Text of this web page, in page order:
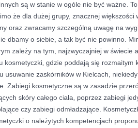
są w stanie w ogóle nie być ważne.
że dla dużej grupy, znacznej większości
oraz zwracamy szczególną uwagę na
dbamy o siebie, a tak być nie powinno.
zależy na tym, najzwyczajniej w świecie
kosmetyczki, gdzie poddają się rozmaitym
usuwanie zaskórników w Kielcach,
Zabiegi kosmetyczne są w zasadzie
skóry całego ciała, poprzez zabiegi
czy zabiegi odmładzające.
o należytych kompetencjach